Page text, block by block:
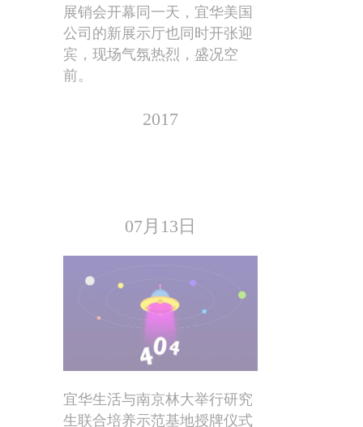
展销会开幕同一天，宜华美国
公司的新展示厅也同时开张迎
宾，现场气氛热烈，盛况空
前。
2017
07月13日
宜华生活与南京林大举行研究
生联合培养示范基地授牌仪式